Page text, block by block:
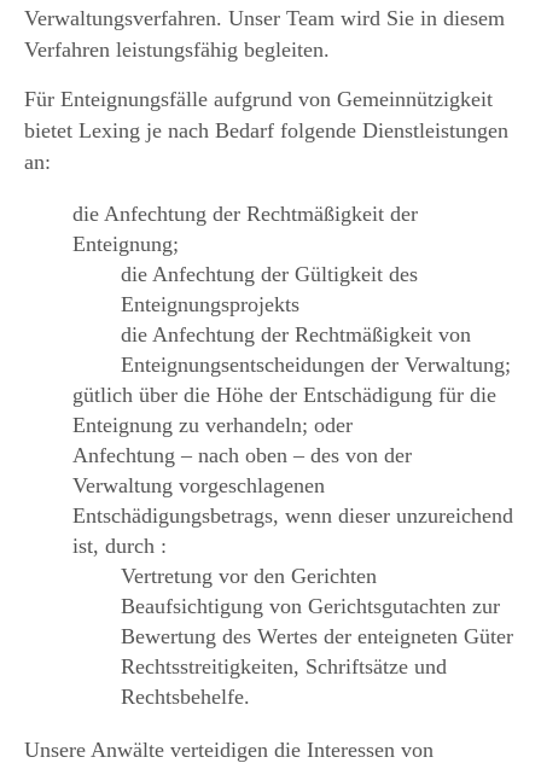
Verwaltungsverfahren. Unser Team wird Sie in diesem
Verfahren leistungsfähig begleiten.
Für Enteignungsfälle aufgrund von Gemeinnützigkeit
bietet Lexing je nach Bedarf folgende Dienstleistungen
an:
die Anfechtung der Rechtmäßigkeit der
Enteignung;
die Anfechtung der Gültigkeit des
Enteignungsprojekts
die Anfechtung der Rechtmäßigkeit von
Enteignungsentscheidungen der Verwaltung;
gütlich über die Höhe der Entschädigung für die
Enteignung zu verhandeln; oder
Anfechtung – nach oben – des von der
Verwaltung vorgeschlagenen
Entschädigungsbetrags, wenn dieser unzureichend
ist, durch :
Vertretung vor den Gerichten
Beaufsichtigung von Gerichtsgutachten zur
Bewertung des Wertes der enteigneten Güter
Rechtsstreitigkeiten, Schriftsätze und
Rechtsbehelfe.
Unsere Anwälte verteidigen die Interessen von